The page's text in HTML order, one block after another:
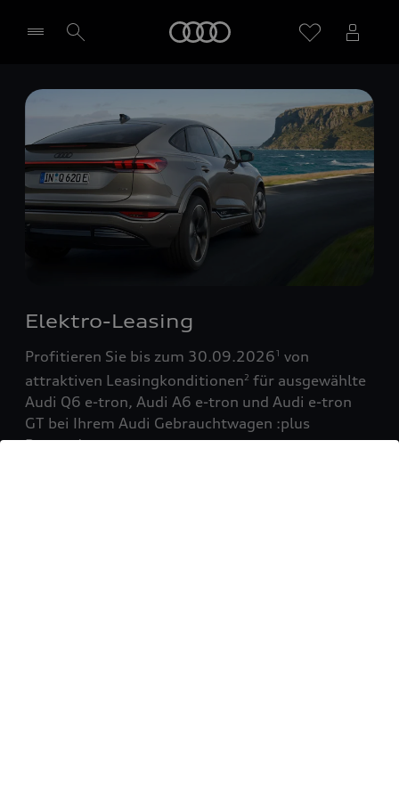
Händler wählen
Elektro-Leasing
Profitieren Sie bis zum 30.09.20261 von
attraktiven Leasingkonditionen2 für ausgewählte
Audi Q6 e-tron, Audi A6 e-tron und Audi e-tron
GT bei Ihrem Audi Gebrauchtwagen :plus
Partner!